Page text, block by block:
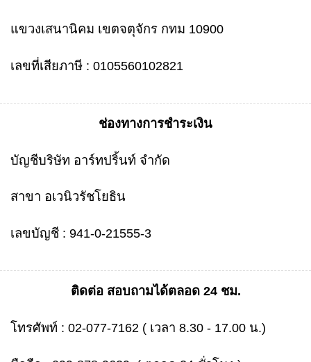
แขวงเสนานิคม เขตจตุจักร กทม 10900
เลขที่เสียภาษี : 0105560102821
ช่องทางการชำระเงิน
บัญชีบริษัท อาร์ทปริ้นท์ จำกัด
สาขา อเวนิวรัชโยธิน
เลขบัญชี : 941-0-21555-3
ติดต่อ สอบถามได้ตลอด 24 ชม.
โทรศัพท์ : 02-077-7162 ( เวลา 8.30 - 17.00 น.)